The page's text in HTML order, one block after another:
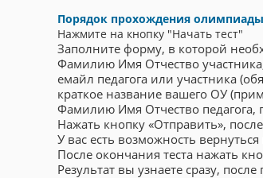
Порядок прохождения
Нажмите на кнопку "Начать тест"
Заполните форму, в которой
Фамилию Имя Отчество
емайл педагога или участника
краткое название вашего ОУ
Фамилию Имя Отчество педагога,
Нажать кнопку «Отправить», после
У вас есть возможность
После окончания теста нажать
Результат вы узнаете сразу,